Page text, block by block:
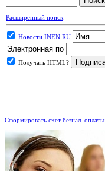
Расширенный поиск
Новости INEN.RU
Получать HTML?
Сформировать счет безнал. оплаты